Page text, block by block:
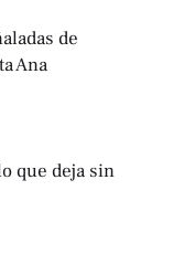
de
Ana
que deja sin